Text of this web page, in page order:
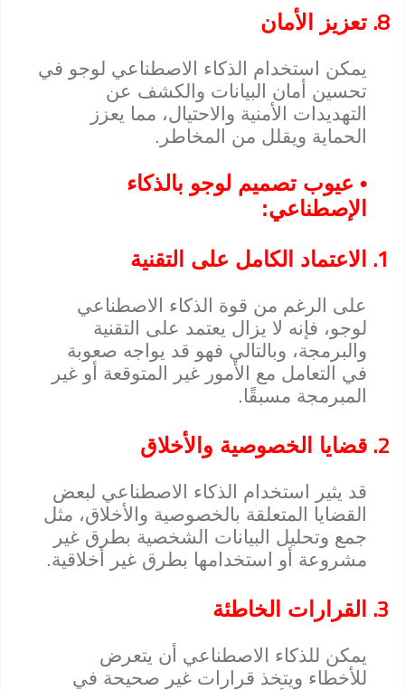
8. تعزيز الأمان
يمكن استخدام الذكاء الاصطناعي لوجو في
تحسين أمان البيانات والكشف عن
التهديدات الأمنية والاحتيال، مما يعزز
الحماية ويقلل من المخاطر.
• عيوب تصميم لوجو بالذكاء
الإصطناعي:
1. الاعتماد الكامل على التقنية
على الرغم من قوة الذكاء الاصطناعي
لوجو، فإنه لا يزال يعتمد على التقنية
والبرمجة، وبالتالي فهو قد يواجه صعوبة
في التعامل مع الأمور غير المتوقعة أو غير
المبرمجة مسبقًا.
2. قضايا الخصوصية والأخلاق
قد يثير استخدام الذكاء الاصطناعي لبعض
القضايا المتعلقة بالخصوصية والأخلاق، مثل
جمع وتحليل البيانات الشخصية بطرق غير
مشروعة أو استخدامها بطرق غير أخلاقية.
3. القرارات الخاطئة
يمكن للذكاء الاصطناعي أن يتعرض
للأخطاء ويتخذ قرارات غير صحيحة في